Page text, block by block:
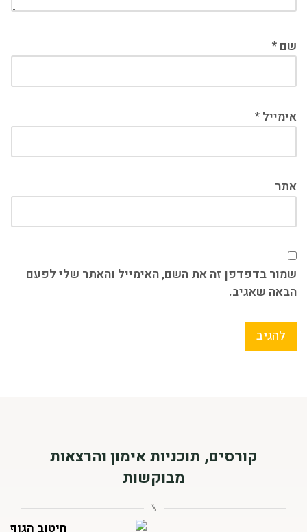
שם *
אימייל *
אתר
שמור בדפדפן זה את השם, האימייל והאתר שלי לפעם
הבאה שאגיב.
קורסים, תוכניות אימון והרצאות
מבוקשות
⑊